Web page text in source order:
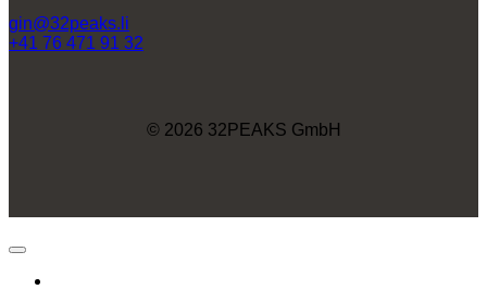
gin@32peaks.li
+41 76 471 91 32
© 2026 32PEAKS GmbH